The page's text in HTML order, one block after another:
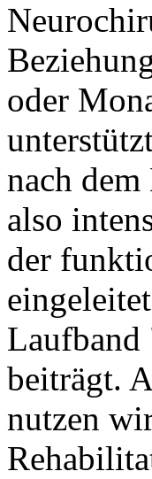
oder
nach
also
der
beiträgt.
nutzen